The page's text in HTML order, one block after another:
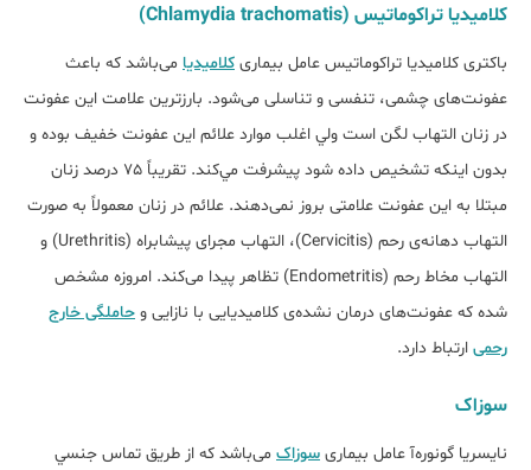
کلاميديا تراکوماتيس (Chlamydia trachomatis)
باکتری کلاميديا تراکوماتيس عامل بیماری کلاميديا می‌باشد که باعث
عفونت­‌های چشمی، تنفسی و تناسلی می‌شود. بارزترین علامت اين عفونت
در زنان التهاب لگن است ولي اغلب موارد علائم اين عفونت خفيف بوده و
بدون اينکه تشخيص داده شود پيشرفت مي­‌کند. تقريباً 75 درصد زنان
مبتلا به این عفونت علامتی بروز نمی‌دهند. علائم در زنان معمولاً به صورت
التهاب دهانه‌ی رحم (Cervicitis)، التهاب مجرای پيشابراه (Urethritis) و
التهاب مخاط رحم (Endometritis) تظاهر پيدا می‌کند. امروزه مشخص
شده که عفونت­‌های درمان ­‌نشده‌ی کلاميديايی با نازايی و حاملگی خارج
رحمی ارتباط دارد.
سوزاک
نایسریا گونوره‌آ عامل بیماری سوزاک می‌باشد که از طريق تماس جنسي